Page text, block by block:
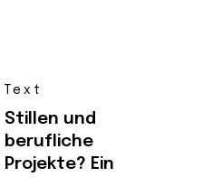
Text
Stillen und
berufliche
Projekte? Ein